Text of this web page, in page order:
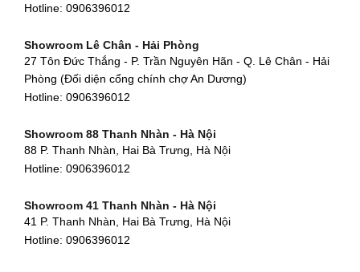
90 Đ. Cộng Hòa, Phường 4, Tân Bình, TP HCM
Hotline:0906396012
Showroom Cẩm Lệ - Đà Nẵng
Hotline:0906396012
Showroom Huế
54 Hùng Vương, Phú Hội, Thành phố Huế, Thừa Thiên Huế
Showroom Hà Tĩnh
82 Quang Trung, Thạch Quý, Hà Tĩnh
Showroom Quy Nhơn - Bình Định
956 Trần Hưng Đạo, P, Thành phố Quy Nhơn, Bình Định
Hotline: 0906396012
Showroom Lê Chân - Hải Phòng
27 Tôn Đức Thắng - P. Trần Nguyên Hãn - Q. Lê Chân - Hải
Phòng (Đối diện cổng chính chợ An Dương)
Hotline: 0906396012
Showroom 88 Thanh Nhàn - Hà Nội
88 P. Thanh Nhàn, Hai Bà Trưng, Hà Nội
Hotline: 0906396012
Showroom 41 Thanh Nhàn - Hà Nội
41 P. Thanh Nhàn, Hai Bà Trưng, Hà Nội
Hotline: 0906396012